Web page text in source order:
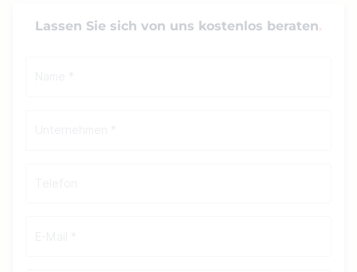
Lassen Sie sich von uns kostenlos beraten